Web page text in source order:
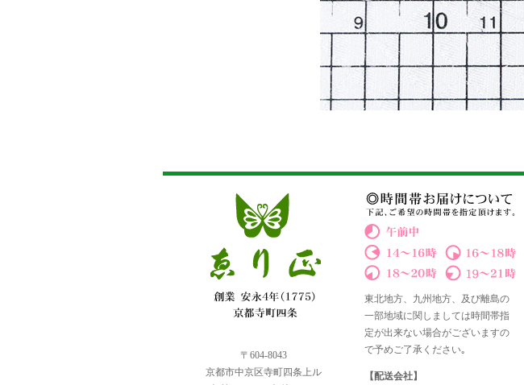
〒604-8043
京都市中京区寺町四条上ル
東北地方、九州地方、及び離島の
一部地域に関しましては時間帯指
定が出来ない場合がございますの
で予めご了承ください｡
【配送会社】